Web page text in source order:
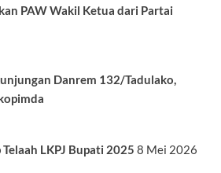
PAW Wakil Ketua dari Partai
Danrem 132/Tadulako,
LKPJ Bupati 2025 8 Mei 2026